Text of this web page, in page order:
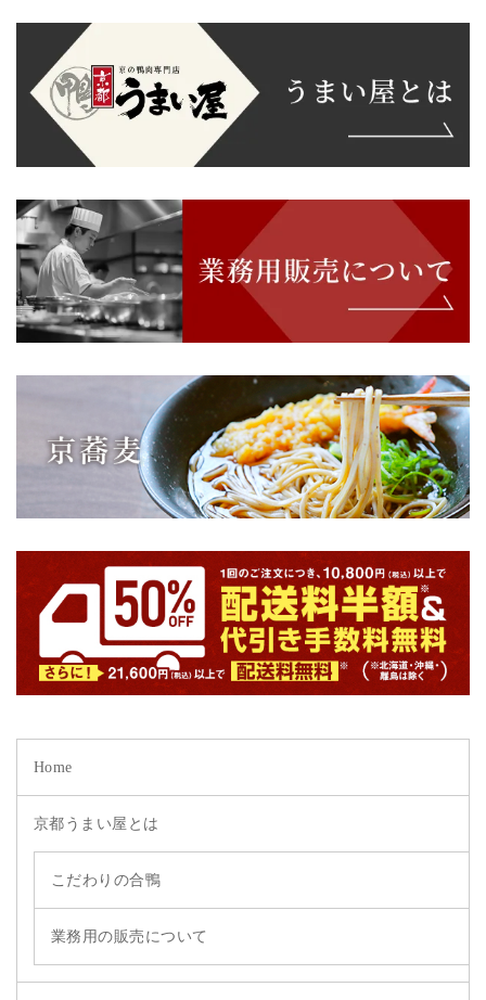
Home
京都うまい屋とは
こだわりの合鴨
業務用の販売について